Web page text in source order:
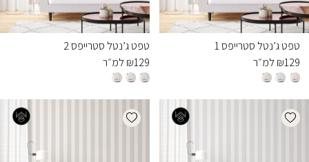
טפט ג’נטל סטרייפס 1
₪129 למ״ר
טפט ג’נטל סטרייפס 2
₪129 למ״ר
Add wishlist
Add wishlist